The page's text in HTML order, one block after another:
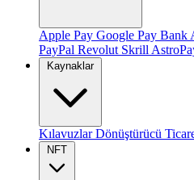
Apple Pay Google Pay Bank
PayPal Revolut Skrill
Kaynaklar
KılavuzlarDönüştürücü
NFT